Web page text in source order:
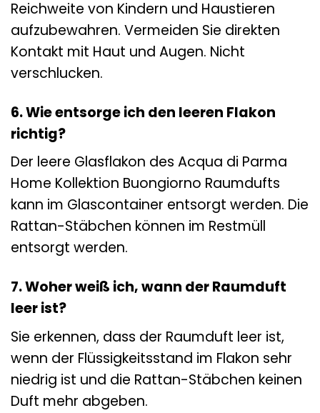
Reichweite von Kindern und Haustieren
aufzubewahren. Vermeiden Sie direkten
Kontakt mit Haut und Augen. Nicht
verschlucken.
6. Wie entsorge ich den leeren Flakon
richtig?
Der leere Glasflakon des Acqua di Parma
Home Kollektion Buongiorno Raumdufts
kann im Glascontainer entsorgt werden. Die
Rattan-Stäbchen können im Restmüll
entsorgt werden.
7. Woher weiß ich, wann der Raumduft
leer ist?
Sie erkennen, dass der Raumduft leer ist,
wenn der Flüssigkeitsstand im Flakon sehr
niedrig ist und die Rattan-Stäbchen keinen
Duft mehr abgeben.